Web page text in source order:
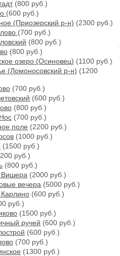
(800 руб.)
(600 руб.)
(Приозерский р-н) (2300 руб.)
(700 руб.)
(800 руб.)
(800 руб.)
озеро (Осиновец) (1100 руб.)
(Ломоносовский р-н) (1200
(700 руб.)
(600 руб.)
(800 руб.)
(700 руб.)
поле (2200 руб.)
(1000 руб.)
(1500 руб.)
руб.)
(800 руб.)
Вишера (2000 руб.)
вечера (5000 руб.)
Карлино (600 руб.)
руб.)
(1500 руб.)
ручей (600 руб.)
(600 руб.)
(700 руб.)
(1300 руб.)